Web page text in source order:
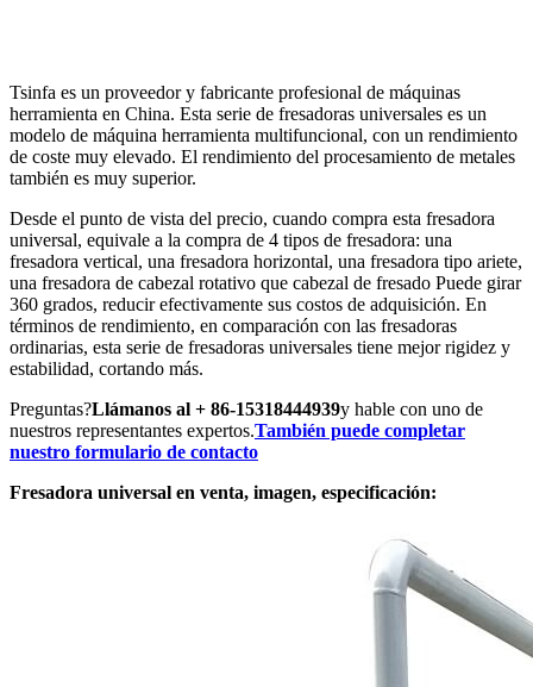
Tsinfa es un proveedor y fabricante profesional de máquinas
herramienta en China. Esta serie de fresadoras universales es un
modelo de máquina herramienta multifuncional, con un rendimiento
de coste muy elevado. El rendimiento del procesamiento de metales
también es muy superior.
Desde el punto de vista del precio, cuando compra esta fresadora
universal, equivale a la compra de 4 tipos de fresadora: una
fresadora vertical, una fresadora horizontal, una fresadora tipo ariete,
una fresadora de cabezal rotativo que cabezal de fresado Puede girar
360 grados, reducir efectivamente sus costos de adquisición. En
términos de rendimiento, en comparación con las fresadoras
ordinarias, esta serie de fresadoras universales tiene mejor rigidez y
estabilidad, cortando más.
Preguntas?Llámanos al + 86-15318444939y hable con uno de
nuestros representantes expertos.También puede completar
nuestro formulario de contacto
Fresadora universal en venta, imagen, especificación: